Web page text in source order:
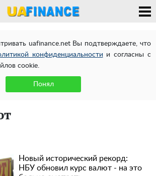
uafinance.net Вы подтверждаете, что
конфиденциальности и согласны с
cookie.
Понял
Новый исторический рекорд:
НБУ обновил курс валют - на это